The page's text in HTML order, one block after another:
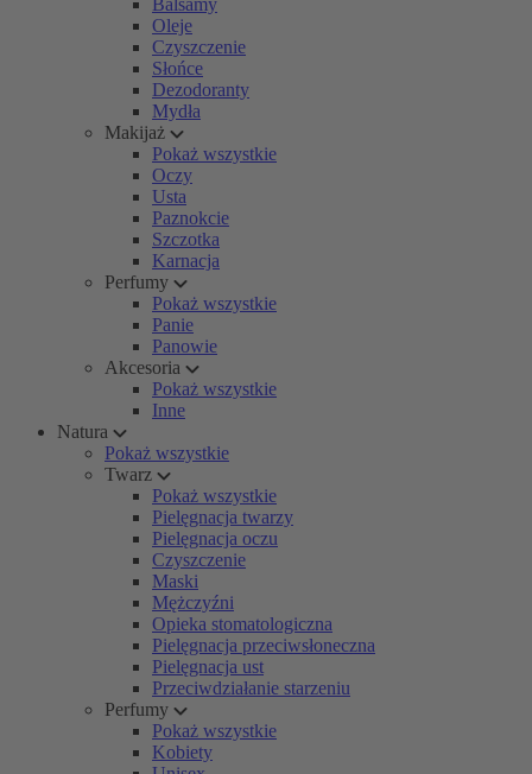
Balsamy
Oleje
Czyszczenie
Słońce
Dezodoranty
Mydła
Makijaż
Pokaż wszystkie
Oczy
Usta
Paznokcie
Szczotka
Karnacja
Perfumy
Pokaż wszystkie
Panie
Panowie
Akcesoria
Pokaż wszystkie
Inne
Natura
Pokaż wszystkie
Twarz
Pokaż wszystkie
Pielęgnacja twarzy
Pielęgnacja oczu
Czyszczenie
Maski
Mężczyźni
Opieka stomatologiczna
Pielęgnacja przeciwsłoneczna
Pielęgnacja ust
Przeciwdziałanie starzeniu
Perfumy
Pokaż wszystkie
Kobiety